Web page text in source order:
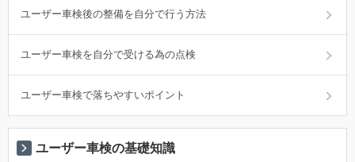
ユーザー車検後の整備を自分で行う方法
ユーザー車検を自分で受ける為の点検
ユーザー車検で落ちやすいポイント
ユーザー車検の基礎知識